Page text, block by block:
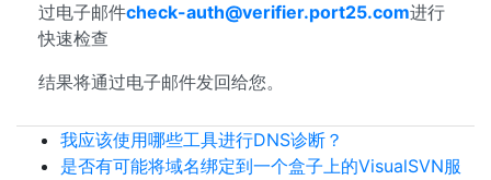
过电子邮件check-auth@verifier.port25.com进行
快速检查
结果将通过电子邮件发回给您。
我应该使用哪些工具进行DNS诊断？
是否有可能将域名绑定到一个盒子上的VisualSVN服